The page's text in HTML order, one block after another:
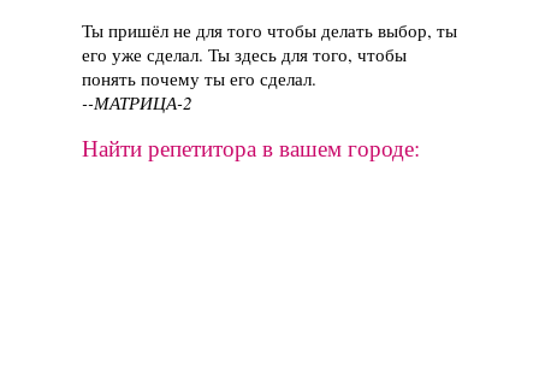
Ты пришёл не для того чтобы делать выбор, ты
его уже сделал. Ты здесь для того, чтобы
понять почему ты его сделал.
--МАТРИЦА-2
Найти репетитора в вашем городе: